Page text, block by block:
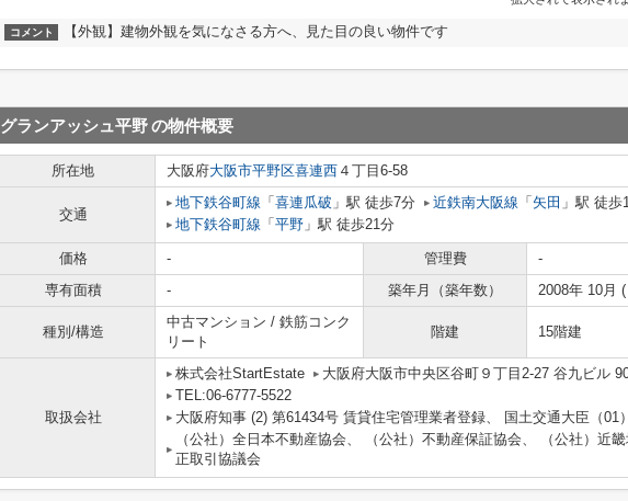
コメント 【外観】建物外観を気になさる方へ、見た目の良い物件です
グランアッシュ平野の物件概要
所在地 大阪府大阪市平野区喜連西 ４丁目6-58
交通
地下鉄谷町線 「 喜連瓜破 」駅 徒歩7分 近鉄南大阪線 「 矢田 」駅 徒歩
地下鉄谷町線 「 平野 」駅 徒歩21分
価格 - 管理費
-
専有面積
- 築年月（築年数） 2008年 10月
種別/構造
中古マンション / 鉄筋コンク
リート
階建 15階建
取扱会社
株式会社StartEstate
大阪府大阪市中央区谷町９丁目2-27 谷九ビル
TEL:06-6777-5522
大阪府知事 (2) 第61434号 賃貸住宅管理業者登録、 国土交通大臣（01
（公社）全日本不動産協会、 （公社）不動産保証協会、 （公社）近
正取引協議会